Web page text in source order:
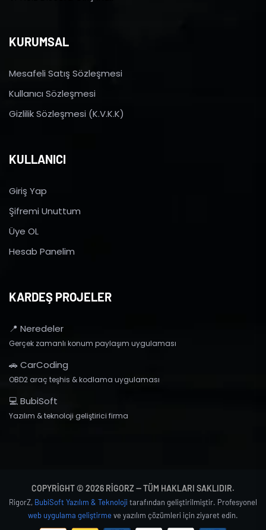
KURUMSAL
Mesafeli Satış Sözleşmesi
Kullanıcı Sözleşmesi
Gizlilik Sözleşmesi (K.V.K.K)
KULLANICI
Giriş Yap
Şifremi Unuttum
Üye OL
Hesab Panelim
KARDEŞ PROJELER
📍 Neredeler
Gerçek zamanlı konum paylaşım uygulaması
🚗 CarCoding
OBD2 araç teşhis & kodlama uygulaması
💻 BubiSoft
Yazılım & teknoloji geliştirici firma
COPYRIGHT © 2026 RIGORZ — TÜM HAKLARI SAKLIDIR.
RigorZ, BubiSoft Yazılım & Teknoloji tarafından geliştirilmiştir. Profesyonel
web uygulama geliştirmeve yazılım çözümleri için ziyaret edin.